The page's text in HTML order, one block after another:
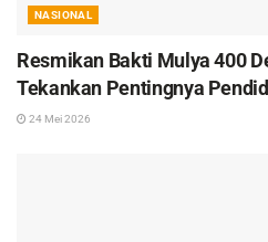
NASIONAL
Resmikan Bakti Mulya 400
Tekankan Pentingnya
24 Mei 2026